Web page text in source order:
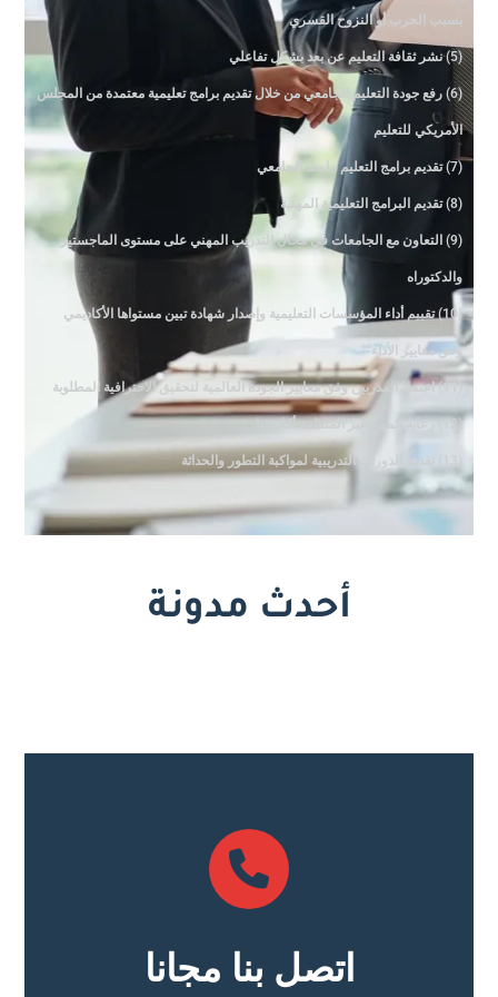
بسبب الحرب أو النزوح القسري
(5) نشر ثقافة التعليم عن بعد بشكل تفاعلي
(6) رفع جودة التعليم الجامعي من خلال تقديم برامج تعليمية معتمدة من المجلس
الأمريكي للتعليم
(7) تقديم برامج التعليم ما بعد الجامعي
(8) تقديم البرامج التعليمية المهنية
(9) التعاون مع الجامعات في مجال التدريب المهني على مستوى الماجستير
والدكتوراه
(10) تقييم أداء المؤسسات التعليمية وإصدار شهادة تبين مستواها الأكاديمي
وفق معايير الأداء
(12) رعاية المهن غير المنظمة أكاديميا
أحدث مدونة
اتصل بنا مجانا